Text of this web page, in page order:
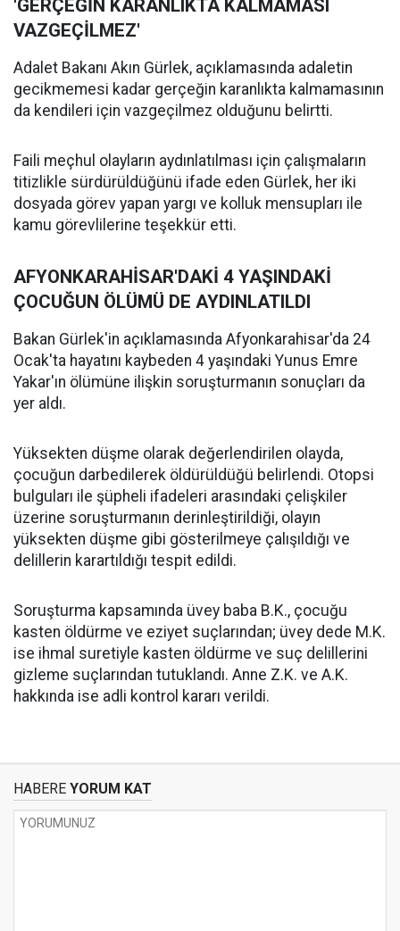
'GERÇEĞİN KARANLIKTA KALMAMASI
VAZGEÇİLMEZ'
Adalet Bakanı Akın Gürlek, açıklamasında adaletin
gecikmemesi kadar gerçeğin karanlıkta kalmamasının
da kendileri için vazgeçilmez olduğunu belirtti.
Faili meçhul olayların aydınlatılması için çalışmaların
titizlikle sürdürüldüğünü ifade eden Gürlek, her iki
dosyada görev yapan yargı ve kolluk mensupları ile
kamu görevlilerine teşekkür etti.
AFYONKARAHİSAR'DAKİ 4 YAŞINDAKİ
ÇOCUĞUN ÖLÜMÜ DE AYDINLATILDI
Bakan Gürlek'in açıklamasında Afyonkarahisar'da 24
Ocak'ta hayatını kaybeden 4 yaşındaki Yunus Emre
Yakar'ın ölümüne ilişkin soruşturmanın sonuçları da
yer aldı.
Yüksekten düşme olarak değerlendirilen olayda,
çocuğun darbedilerek öldürüldüğü belirlendi. Otopsi
bulguları ile şüpheli ifadeleri arasındaki çelişkiler
üzerine soruşturmanın derinleştirildiği, olayın
yüksekten düşme gibi gösterilmeye çalışıldığı ve
delillerin karartıldığı tespit edildi.
Soruşturma kapsamında üvey baba B.K., çocuğu
kasten öldürme ve eziyet suçlarından; üvey dede M.K.
ise ihmal suretiyle kasten öldürme ve suç delillerini
gizleme suçlarından tutuklandı. Anne Z.K. ve A.K.
hakkında ise adli kontrol kararı verildi.
HABERE YORUM KAT